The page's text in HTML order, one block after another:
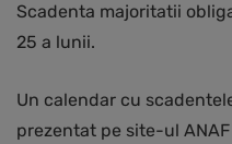
Scadenta majoritatii
25 a lunii.
Un calendar cu
prezentat pe site-ul